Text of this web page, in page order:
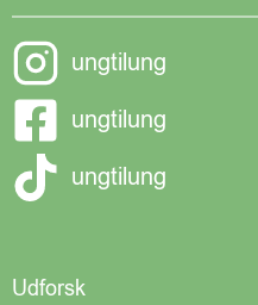
ungtilung
ungtilung
ungtilung
Udforsk